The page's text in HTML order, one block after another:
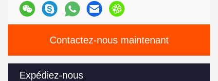
Contactez-nous maintenant
Expédiez-nous